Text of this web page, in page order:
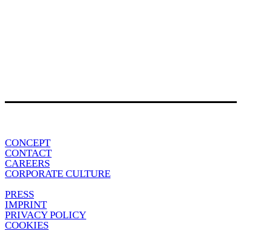
CONCEPT
CONTACT
CAREERS
CORPORATE CULTURE
PRESS
IMPRINT
PRIVACY POLICY
COOKIES